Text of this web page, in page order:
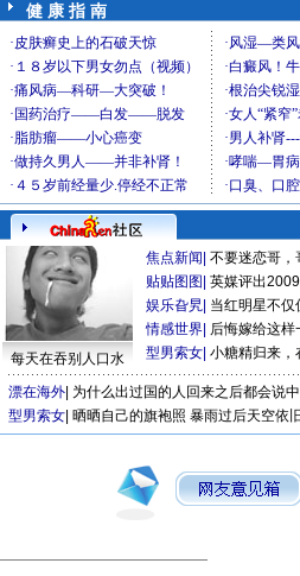
健 康 指 南
每天在吞别人口水
焦点新闻 不要迷恋哥，
贴贴图图 英媒评出
娱乐旮旯 当红明星不仅
情感世界 后悔嫁给这样
型男索女 小糖精归来，
漂在海外 为什么出过国的人回来之后都会说
型男索女 晒晒自己的旗袍照 暴雨过后天空依